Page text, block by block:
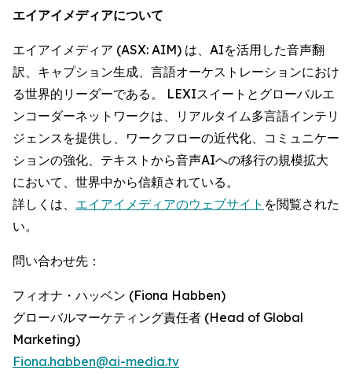
エイアイメディアについて
エイアイメディア (ASX: AIM) は、AIを活用した音声翻
訳、キャプション生成、言語オーケストレーションにおけ
る世界的リーダーである。 LEXIスイートとグローバルエ
ンコーダーネットワークは、リアルタイム多言語インテリ
ジェンスを提供し、ワークフローの近代化、コミュニケー
ションの強化、テキストから音声AIへの移行の規模拡大
において、世界中から信頼されている。
詳しくは、 エイアイメディアのウェブサイト を閲覧された
い。
問い合わせ先：
フィオナ・ハッベン (Fiona Habben)
グローバルマーケティング責任者 (Head of Global
Marketing)
Fiona.habben@ai-media.tv